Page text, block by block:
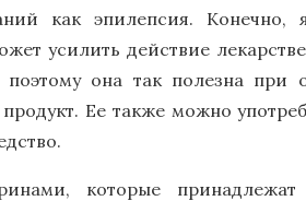
как эпилепсия. Конечно,
усилить действие
она так полезна при
Ее также можно
которые